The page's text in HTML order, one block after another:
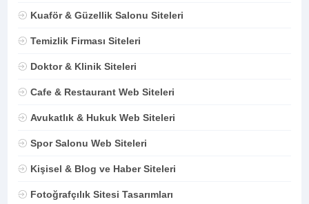
Kuaför & Güzellik Salonu Siteleri
Temizlik Firması Siteleri
Doktor & Klinik Siteleri
Cafe & Restaurant Web Siteleri
Avukatlık & Hukuk Web Siteleri
Spor Salonu Web Siteleri
Kişisel & Blog ve Haber Siteleri
Fotoğrafçılık Sitesi Tasarımları